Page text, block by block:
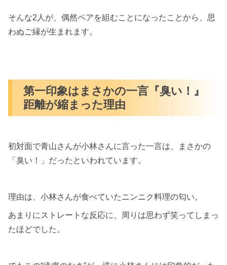
そんな2人が、偶然ペアを組むことになったことから、思
わぬご縁が生まれます。
第一印象はまさかの一言『臭い！』
距離が縮まった理由
初対面で青山さんが小林さんに言った一言は、まさかの
「臭い！」だったといわれています。
理由は、小林さんが食べていたニンニク料理の匂い。
あまりにストレートな反応に、周りは思わず笑ってしまっ
たほどでした。